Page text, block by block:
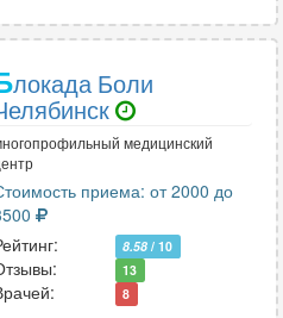
локада Боли
медицинский
приема: от 2000 до
8.58 / 10
13
8